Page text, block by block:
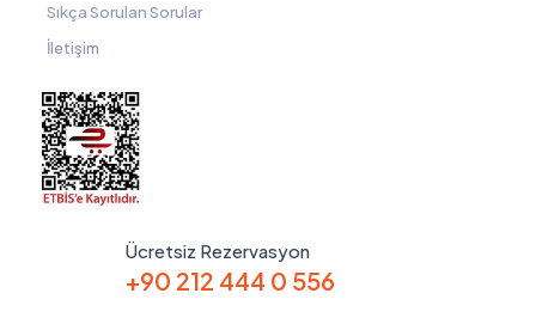
Sıkça Sorulan Sorular
İletişim
Ücretsiz Rezervasyon
+90 212 444 0 556